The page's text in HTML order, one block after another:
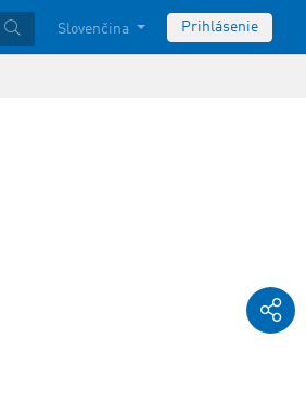
Slovenčina Prihlásenie